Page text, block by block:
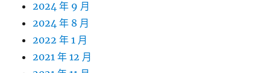
2024 年 9 月
2024 年 8 月
2022 年 1 月
2021 年 12 月